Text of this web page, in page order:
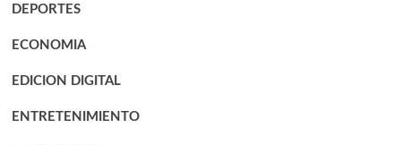
DEPORTES
ECONOMIA
EDICION DIGITAL
ENTRETENIMIENTO